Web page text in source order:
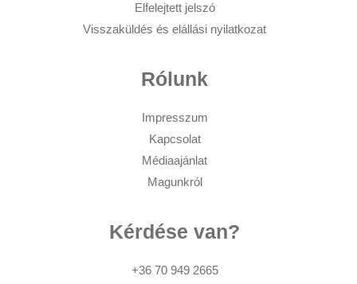
Elfelejtett jelszó
Visszaküldés és elállási nyilatkozat
Rólunk
Impresszum
Kapcsolat
Médiaajánlat
Magunkról
Kérdése van?
+36 70 949 2665